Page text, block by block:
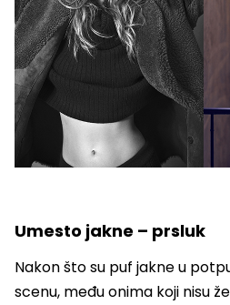
Umesto jakne – prsluk
Nakon što su puf jakne u
scenu, među onima koji nisu